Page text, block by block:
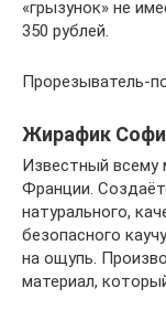
«грызунок» не
350 рублей.
Прорезыватель-
Жирафик
Известный всему
Франции.
натурального,
безопасного
на ощупь.
материал,